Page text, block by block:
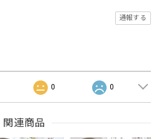
通報する
0 0
関連商品